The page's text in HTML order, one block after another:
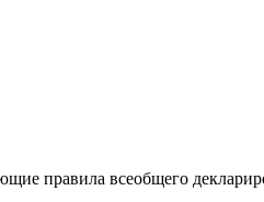
правила всеобщего